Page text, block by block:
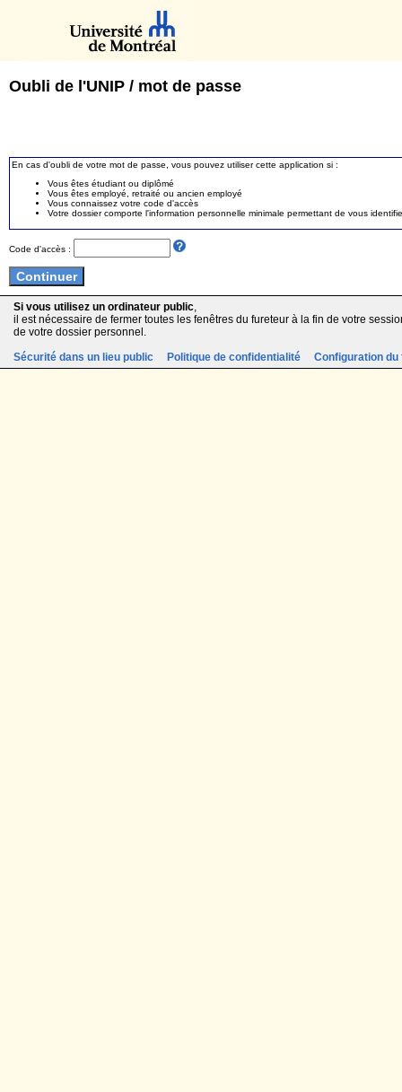
Oubli de l'UNIP / mot de passe
En cas d'oubli de votre mot de passe, vous pouvez utiliser cette application si :
Vous êtes étudiant ou diplômé
Vous êtes employé, retraité ou ancien employé
Vous connaissez votre code d'accès
Votre dossier comporte l'information personnelle minimale permettant de vous
Code d'accès :
Si vous utilisez un ordinateur public,
il est nécessaire de fermer toutes les fenêtres du fureteur à la fin de votre
de votre dossier personnel.
Sécurité dans un lieu public
Politique de confidentialité Configuration du